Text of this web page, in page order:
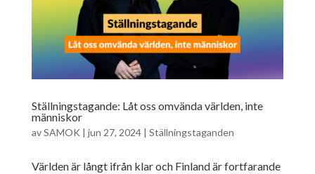
Ställningstagande: Låt oss omvända världen, inte
människor
avSAMOK | jun 27, 2024| Ställningstaganden
Världen är långt ifrån klar och Finland är fortfarande